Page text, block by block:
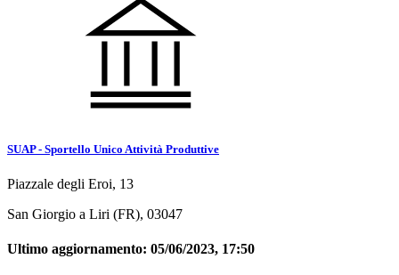
SUAP - Sportello Unico Attività Produttive
Piazzale degli Eroi, 13
San Giorgio a Liri (FR), 03047
Ultimo aggiornamento: 05/06/2023, 17:50